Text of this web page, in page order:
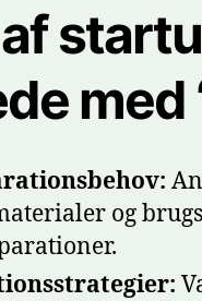
med
og